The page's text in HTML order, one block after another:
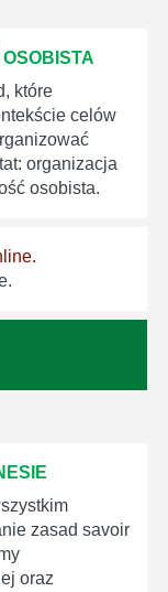
które
celów
organizacja
osobista.
zasad savoir
oraz